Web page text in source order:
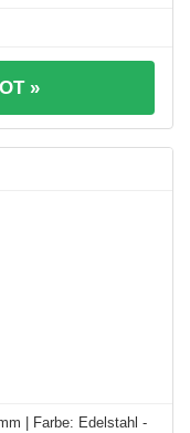
»
| Farbe: Edelstahl -